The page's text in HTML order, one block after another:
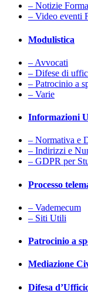
– Notizie
– Video eventi
Modulistica
– Avvocati
– Difese di
– Patrocinio a
– Varie
Informazioni
– Normativa e
– Indirizzi e
– GDPR per
Processo
– Vademecum
– Siti Utili
Patrocinio a
Mediazione
Difesa